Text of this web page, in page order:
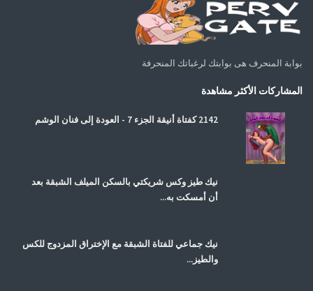
بوابة المنحرف هى بوابتك لرغباتك المنحرفة
المشاركات الأكثر مشاهدة
2142 كفتاة أنيقة الجزء 7 - العودة إلى فنان الوشم
نيك طيز وكس شريكتي بالسكن الميلف الشبقة بعد
أن أمسكت به...
نيك جماعي للفتاة الشبقة مع الإختراق المزدوج للكس
والطيز...